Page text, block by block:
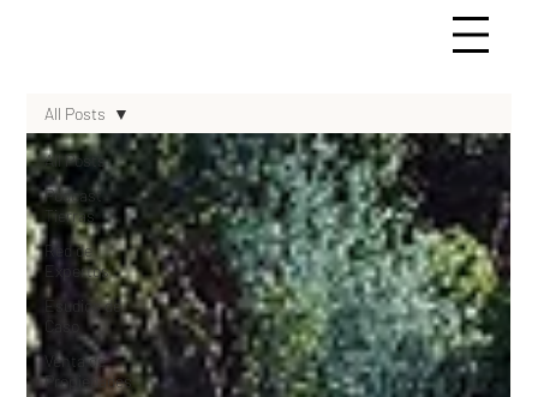
All Posts
Podcast
Tierras
Red de
Expertos
Esudios de
Caso
Venta de
Propiedades
All Posts